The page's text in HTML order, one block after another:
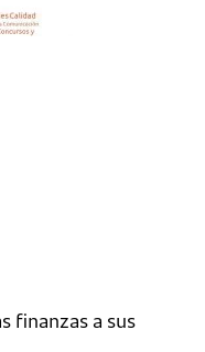
finanzas a sus